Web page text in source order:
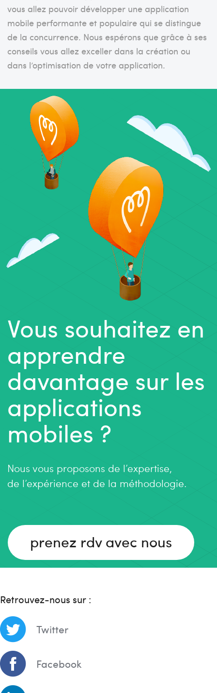
vous allez pouvoir développer une application
mobile performante et populaire qui se distingue
de la concurrence. Nous espérons que grâce à ses
conseils vous allez exceller dans la création ou
dans l’optimisation de votre application.
Vous souhaitez en
apprendre
davantage sur les
applications
mobiles ?
Nous vous proposons de l’expertise,
de l’expérience et de la méthodologie.
prenez rdv avec nous
Retrouvez-nous sur :
Twitter
Facebook